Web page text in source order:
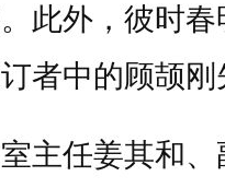
此外，彼时
者中的顾颉
任姜其和、